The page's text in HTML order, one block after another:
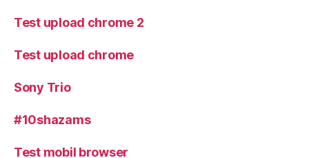
Test upload chrome 2
Test upload chrome
Sony Trio
#10shazams
Test mobil browser